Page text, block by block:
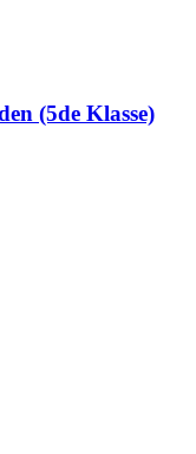
(5de Klasse)